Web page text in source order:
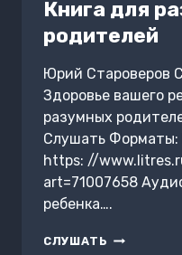
Книга для
родителей
Юрий Староверов
Здоровье вашего
разумных
Слушать Форматы:
https: //
art=71007658
ребенка….
СЛУШАТЬ ЗДОРОВЬЕ